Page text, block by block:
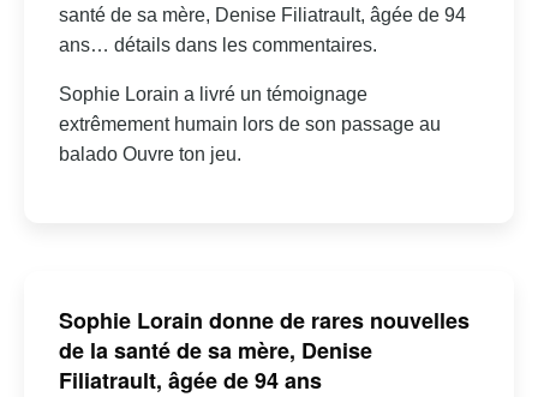
santé de sa mère, Denise Filiatrault, âgée de 94
ans… détails dans les commentaires.
Sophie Lorain a livré un témoignage
extrêmement humain lors de son passage au
balado Ouvre ton jeu.
Sophie Lorain donne de rares nouvelles
de la santé de sa mère, Denise
Filiatrault, âgée de 94 ans